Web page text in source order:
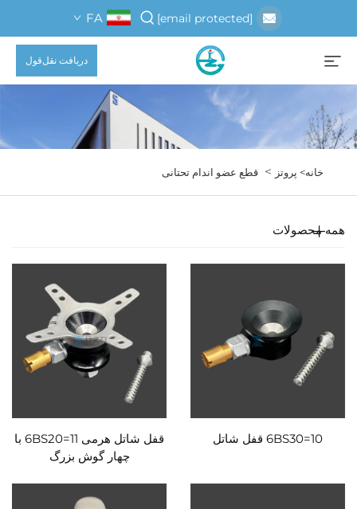
[email protected]
FA
دریافت نقل‌قول
خانه> پروتز > قطع عضو اندام تحتانی
همه محصولات
6BS30=10 قفل شاتل
قفل شاتل هرمی 6BS20=11 با
چهار گوش بزرگ